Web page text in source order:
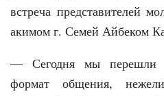
встреча представителей
акимом г. Семей Айбеком
— Сегодня мы перешли
формат общения,